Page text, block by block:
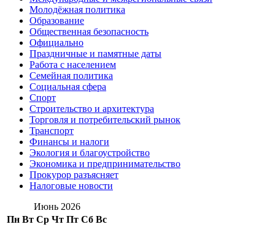
Молодёжная политика
Образование
Общественная безопасность
Официально
Праздничные и памятные даты
Работа с населением
Семейная политика
Социальная сфера
Спорт
Строительство и архитектура
Торговля и потребительский рынок
Транспорт
Финансы и налоги
Экология и благоустройство
Экономика и предпринимательство
Прокурор разъясняет
Налоговые новости
Июнь 2026
Пн Вт Ср Чт Пт Сб Вс